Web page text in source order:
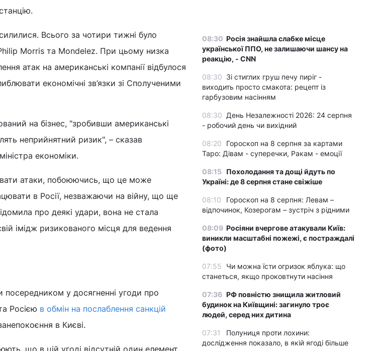
Всього за чотири тижні було
Morris та Mondelez. При цьому низка
атак на американські компанії відбулося
економічні зв’язки зі Сполученими
на бізнес, "зробивши американські
неприйнятний ризик", – сказав
економіки.
атаки, побоюючись, що це може
в Росії, незважаючи на війну, що ще
про деякі удари, вона не стала
імідж ризикованого місця для ведення
у досягненні угоди про
Росією в обмін на послаблення санкцій
в Києві.
що в цій угоді відсутній один елемент,
08:30 Росія знайшла слабке місце
української ППО, не залишаючи шансу на
реакцію, - CNN
08:30 Зі стиглих груш печу пиріг -
виходить просто смакота: рецепт із
гарбузовим насінням
08:30 День Незалежності 2026: 24 серпня
- робочий день чи вихідний
08:20
Гороскоп на 8 серпня за картами
Таро: Дівам - суперечки, Ракам - емоції
08:15 Похолодання та дощі йдуть по
Україні: де 8 серпня стане свіжіше
08:10
Гороскоп на 8 серпня: Левам –
відпочинок, Козерогам – зустріч з рідними
08:09 Росіяни вчергове атакували Київ:
виникли масштабні пожежі, є постраждалі
(фото)
07:55
Чи можна їсти огризок яблука: що
станеться, якщо проковтнути насіння
07:36 РФ повністю знищила житловий
будинок на Київщині: загинуло троє
людей, серед них дитина
07:31
Полуниця проти лохини:
дослідження показало, в якій ягоді більше